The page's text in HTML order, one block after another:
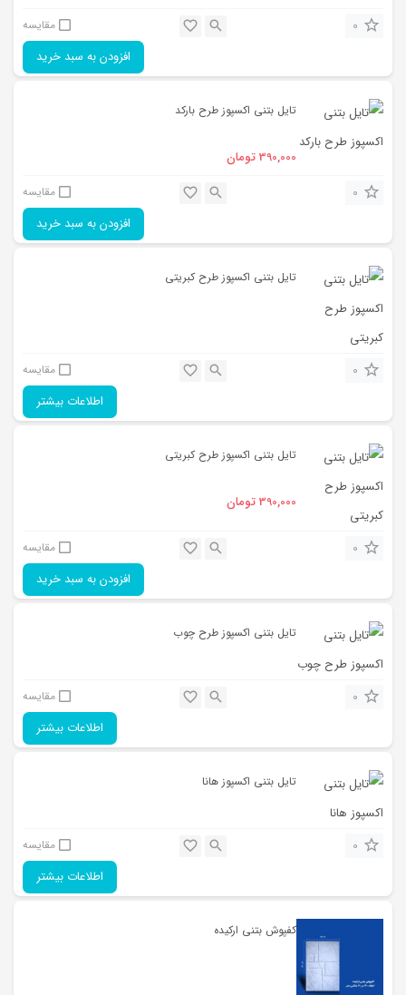
0
افزودن به سبد خرید
مقایسه
تایل بتنی اکسپوز طرح بارکد
390,000تومان
0
افزودن به سبد خرید
مقایسه
تایل بتنی اکسپوز طرح کبریتی
0
اطلاعات بیشتر
مقایسه
تایل بتنی اکسپوز طرح کبریتی
390,000تومان
0
افزودن به سبد خرید
مقایسه
تایل بتنی اکسپوز طرح چوب
0
اطلاعات بیشتر
مقایسه
تایل بتنی اکسپوز هانا
0
اطلاعات بیشتر
مقایسه
کفپوش بتنی ارکیده